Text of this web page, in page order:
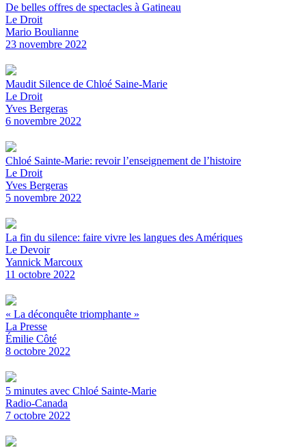
De belles offres de spectacles à Gatineau
Le Droit
Mario Boulianne
23 novembre 2022
Maudit Silence de Chloé Saine-Marie
Le Droit
Yves Bergeras
6 novembre 2022
Chloé Sainte-Marie: revoir l’enseignement de l’histoire
Le Droit
Yves Bergeras
5 novembre 2022
La fin du silence: faire vivre les langues des Amériques
Le Devoir
Yannick Marcoux
11 octobre 2022
« La déconquête triomphante »
La Presse
Émilie Côté
8 octobre 2022
5 minutes avec Chloé Sainte-Marie
Radio-Canada
7 octobre 2022